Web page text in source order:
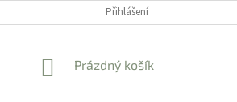
Přihlášení
NÁKUPNÍ
Prázdný košík